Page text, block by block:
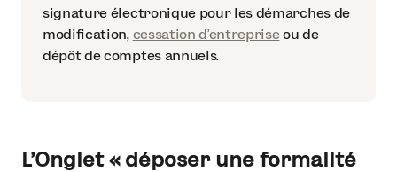
signature électronique pour les démarches de
modification, cessation d’entrepriseou de
dépôt de comptes annuels.
L’Onglet « déposer une formalité